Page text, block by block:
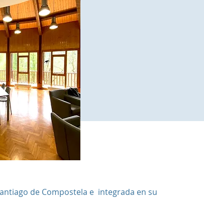
de Compostela e integrada en su